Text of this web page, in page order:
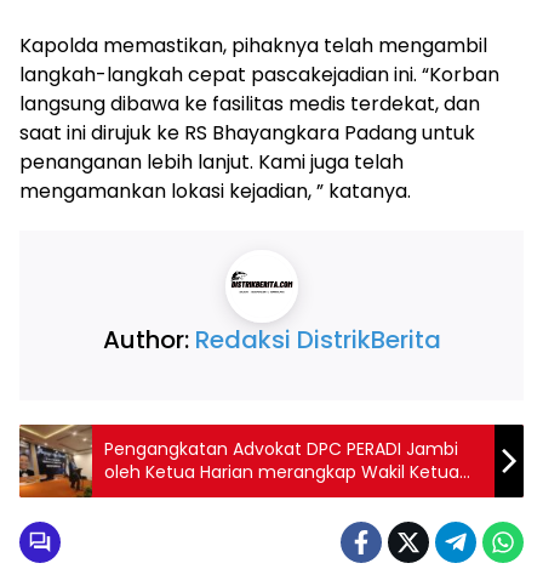
Kapolda memastikan, pihaknya telah mengambil
langkah-langkah cepat pascakejadian ini. “Korban
langsung dibawa ke fasilitas medis terdekat, dan
saat ini dirujuk ke RS Bhayangkara Padang untuk
penanganan lebih lanjut. Kami juga telah
mengamankan lokasi kejadian, ” katanya.
Author: Redaksi DistrikBerita
Pengangkatan Advokat DPC PERADI Jambi
oleh Ketua Harian merangkap Wakil Ketua
Umum DPN PERADI R. Dwiyanto Prihartono,